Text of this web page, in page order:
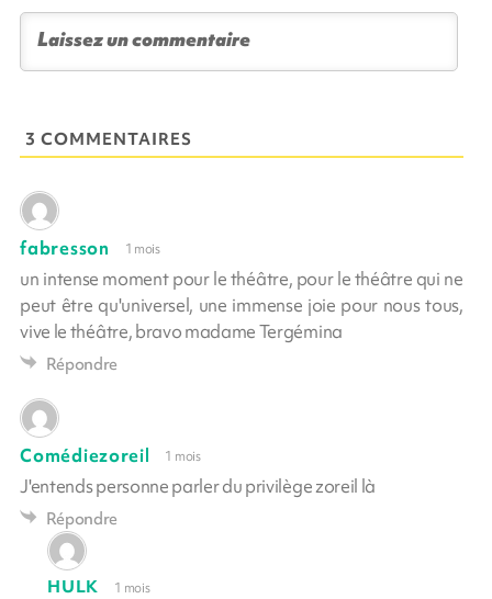
3 COMMENTAIRES
fabresson 1 mois
un intense moment pour le théâtre, pour le théâtre qui ne
peut être qu'universel, une immense joie pour nous tous,
vive le théâtre, bravo madame Tergémina
Répondre
Comédiezoreil 1 mois
J'entends personne parler du privilège zoreil là
Répondre
HULK 1 mois